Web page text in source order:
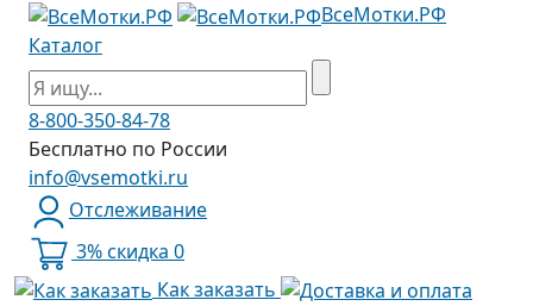
ВсеМотки.РФ
Каталог
8-800-350-84-78
Бесплатно по России
info@vsemotki.ru
Отслеживание
3% скидка 0
Как заказать